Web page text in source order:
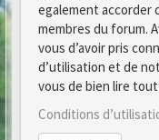
egalement accorder
membres du forum.
vous d’avoir pris
d’utilisation et de
vous de bien lire
Conditions